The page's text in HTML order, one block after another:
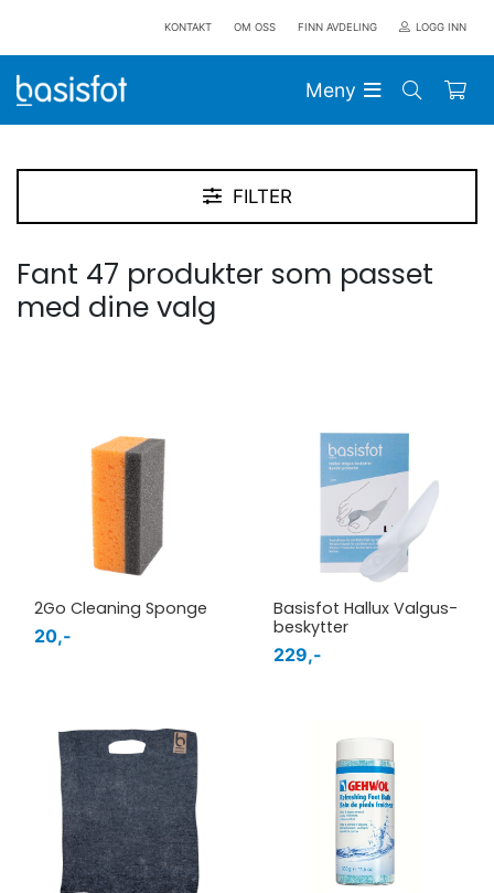
KONTAKT OM OSS FINN AVDELING LOGG INN
Meny
FILTER
Fant 47 produkter som passet
med dine valg
2Go Cleaning Sponge
20,-
Basisfot Hallux Valgus-
beskytter
229,-